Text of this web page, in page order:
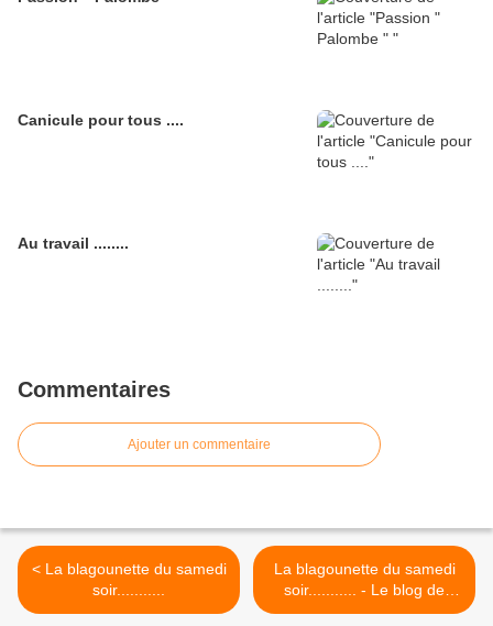
Canicule pour tous ....
Au travail ........
Commentaires
Ajouter un commentaire
< La blagounette du samedi
soir...........
La blagounette du samedi
soir........... - Le blog de
Papy-bougnat >